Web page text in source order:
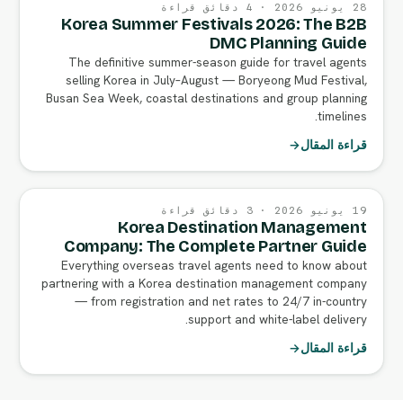
28 يونيو 2026 · 4 دقائق قراءة
Korea Summer Festivals 2026: The B2B
DMC Planning Guide
The definitive summer-season guide for travel agents
selling Korea in July–August — Boryeong Mud Festival,
Busan Sea Week, coastal destinations and group planning
timelines.
قراءة المقال→
19 يونيو 2026 · 3 دقائق قراءة
Korea Destination Management
Company: The Complete Partner Guide
Everything overseas travel agents need to know about
partnering with a Korea destination management company
— from registration and net rates to 24/7 in-country
support and white-label delivery.
قراءة المقال→